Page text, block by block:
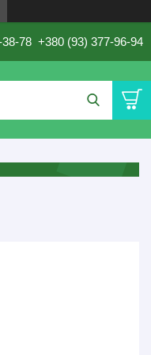
78 +380 (93) 377-96-94